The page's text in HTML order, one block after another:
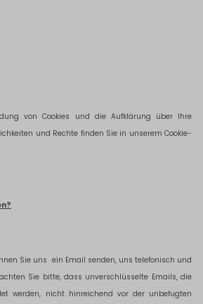
von Cookies und die Aufklärung über Ihre
und Rechte finden Sie in unserem Cookie-
Sie uns ein Email senden, uns telefonisch und
Sie bitte, dass unverschlüsselte Emails, die
werden, nicht hinreichend vor der unbefugten